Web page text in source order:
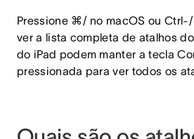
Pressione ⌘/ no macOS ou
ver a lista completa de atalhos
do iPad podem manter a tecla
pressionada para ver todos os